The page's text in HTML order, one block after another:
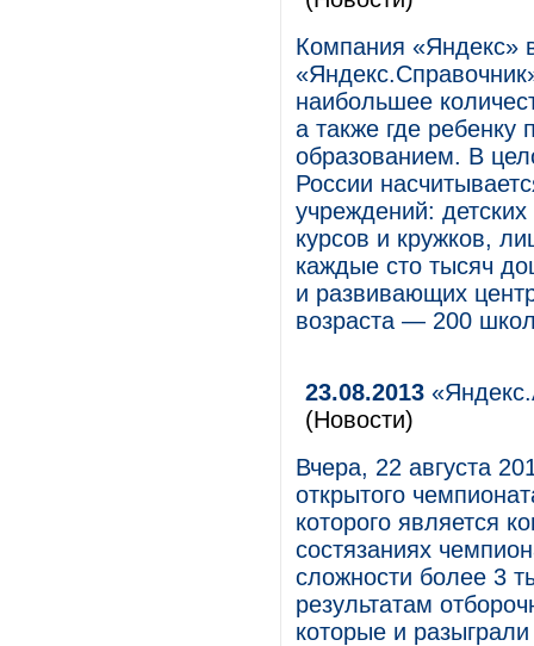
Компания «Яндекс»
наибольшее
а также где
образованием. В
России
учреждений:
курсов и кружков,
каждые сто тысяч
и развивающих
возраста — 200
23.08.2013
(Новости)
Вчера, 22 августа
открытого
которого является
состязаниях
сложности более 3
результатам
которые и